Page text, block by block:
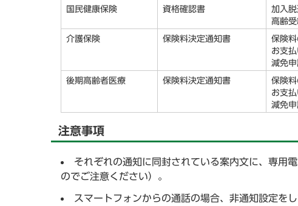
国民健康保険 資格確認書
加入
高齢
介護保険 保険料決定通知書
保険
お支
減免
後期高齢者医療 保険料決定通知書
保険
お支
減免
注意事項
それぞれの通知に同封されている案内文に、専用
のでご注意ください）。
スマートフォンからの通話の場合、非通知設定を